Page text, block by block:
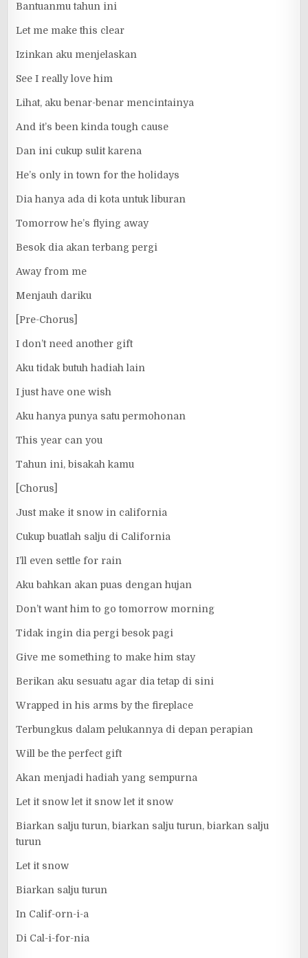
Bantuanmu tahun ini
Let me make this clear
Izinkan aku menjelaskan
See I really love him
Lihat, aku benar-benar mencintainya
And it’s been kinda tough cause
Dan ini cukup sulit karena
He’s only in town for the holidays
Dia hanya ada di kota untuk liburan
Tomorrow he’s flying away
Besok dia akan terbang pergi
Away from me
Menjauh dariku
[Pre-Chorus]
I don’t need another gift
Aku tidak butuh hadiah lain
I just have one wish
Aku hanya punya satu permohonan
This year can you
Tahun ini, bisakah kamu
[Chorus]
Just make it snow in california
Cukup buatlah salju di California
I’ll even settle for rain
Aku bahkan akan puas dengan hujan
Don’t want him to go tomorrow morning
Tidak ingin dia pergi besok pagi
Give me something to make him stay
Berikan aku sesuatu agar dia tetap di sini
Wrapped in his arms by the fireplace
Terbungkus dalam pelukannya di depan perapian
Will be the perfect gift
Akan menjadi hadiah yang sempurna
Let it snow let it snow let it snow
Biarkan salju turun, biarkan salju turun, biarkan salju
turun
Let it snow
Biarkan salju turun
In Calif-orn-i-a
Di Cal-i-for-nia